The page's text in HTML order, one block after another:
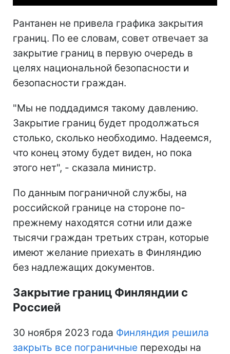
Рантанен не привела графика закрытия
границ. По ее словам, совет отвечает за
закрытие границ в первую очередь в
целях национальной безопасности и
безопасности граждан.
"Мы не поддадимся такому давлению.
Закрытие границ будет продолжаться
столько, сколько необходимо. Надеемся,
что конец этому будет виден, но пока
этого нет", - сказала министр.
По данным пограничной службы, на
российской границе на стороне по-
прежнему находятся сотни или даже
тысячи граждан третьих стран, которые
имеют желание приехать в Финляндию
без надлежащих документов.
Закрытие границ Финляндии с
Россией
30 ноября 2023 года Финляндия решила
закрыть все пограничные переходы на